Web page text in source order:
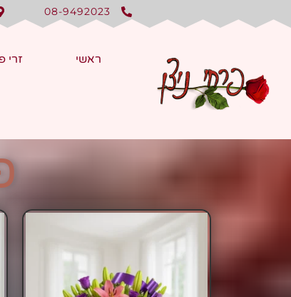
08-9492023
ראשי זרי